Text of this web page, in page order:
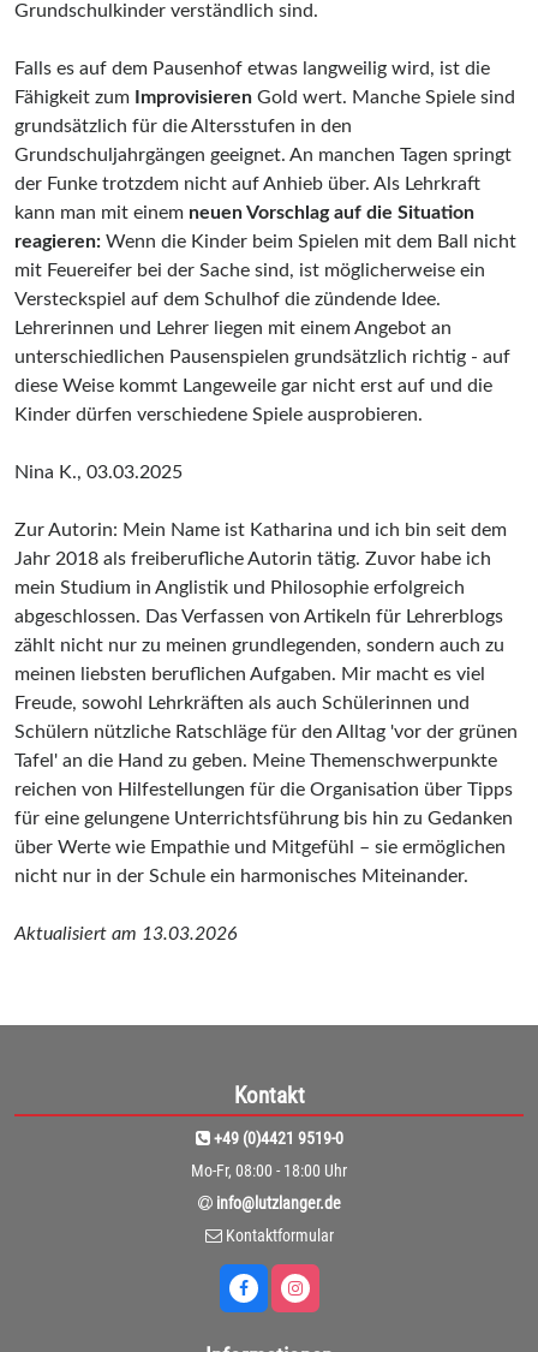
Grundschulkinder verständlich sind.
Falls es auf dem Pausenhof etwas langweilig wird, ist die
Fähigkeit zum
Improvisieren Gold wert. Manche Spiele sind
grundsätzlich für die Altersstufen in den
Grundschuljahrgängen geeignet. An manchen Tagen springt
der Funke trotzdem nicht auf Anhieb über. Als Lehrkraft
kann man mit einem neuen Vorschlag auf die Situation
reagieren: Wenn die Kinder beim Spielen mit dem Ball nicht
mit Feuereifer bei der Sache sind, ist möglicherweise ein
Versteckspiel auf dem Schulhof die zündende Idee.
Lehrerinnen und Lehrer liegen mit einem Angebot an
unterschiedlichen Pausenspielen grundsätzlich richtig - auf
diese Weise kommt Langeweile gar nicht erst auf und die
Kinder dürfen verschiedene Spiele ausprobieren.
Nina K., 03.03.2025
Zur Autorin: Mein Name ist Katharina und ich bin seit dem
Jahr 2018 als freiberufliche Autorin tätig. Zuvor habe ich
mein Studium in Anglistik und Philosophie erfolgreich
abgeschlossen. Das Verfassen von Artikeln für Lehrerblogs
zählt nicht nur zu meinen grundlegenden, sondern auch zu
meinen liebsten beruflichen Aufgaben. Mir macht es viel
Freude, sowohl Lehrkräften als auch Schülerinnen und
Schülern nützliche Ratschläge für den Alltag 'vor der grünen
Tafel' an die Hand zu geben. Meine Themenschwerpunkte
reichen von Hilfestellungen für die Organisation über Tipps
für eine gelungene Unterrichtsführung bis hin zu Gedanken
über Werte wie Empathie und Mitgefühl – sie ermöglichen
nicht nur in der Schule ein harmonisches Miteinander.
Aktualisiert am 13.03.2026
Kontakt
+49 (0)4421 9519-0
Mo-Fr, 08:00 - 18:00 Uhr
info@lutzlanger.de
Kontaktformular